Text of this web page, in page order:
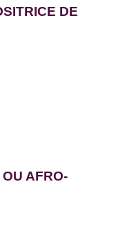
DE
AFRO-